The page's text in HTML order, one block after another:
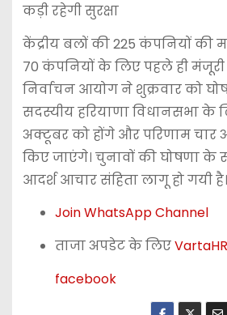
कड़ी रहेगी सुरक्षा
केंद्रीय बलों की 225 कंपनियों की
70 कंपनियों के लिए पहले ही मंजूरी
निर्वाचन आयोग ने शुक्रवार को
सदस्यीय हरियाणा विधानसभा के
अक्टूबर को होंगे और परिणाम चार
किए जाएंगे। चुनावों की घोषणा के
आदर्श आचार संहिता लागू हो गयी है।
Join WhatsApp Channel
ताजा अपडेट के लिए
facebook